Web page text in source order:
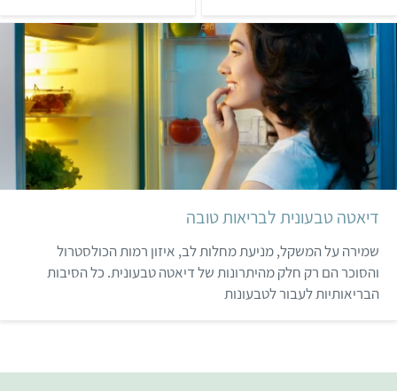
בביצים? סקירת נתונים
ומחקרים על ההשלכות
הבריאותיות של צריכת ביצים.
דיאטה טבעונית לבריאות טובה
שמירה על המשקל, מניעת מחלות לב, איזון רמות הכולסטרול
והסוכר הם רק חלק מהיתרונות של דיאטה טבעונית. כל הסיבות
הבריאותיות לעבור לטבעונות